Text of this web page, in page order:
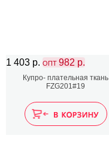
1 403 р. ОПТ 982 р.
Купро- плательная ткань
FZG201#19